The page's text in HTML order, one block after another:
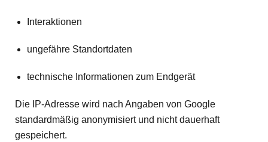
Interaktionen
ungefähre Standortdaten
technische Informationen zum Endgerät
Die IP-Adresse wird nach Angaben von Google
standardmäßig anonymisiert und nicht dauerhaft
gespeichert.